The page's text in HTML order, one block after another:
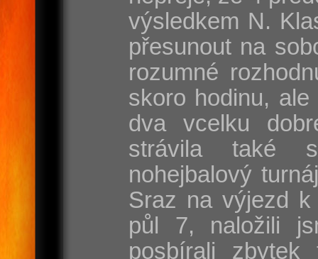
výsledkem N.
přesunout na
rozumné
skoro hodinu,
dva vcelku
strávila také
nohejbalový
Sraz na výjezd
půl 7, naložili
posbírali